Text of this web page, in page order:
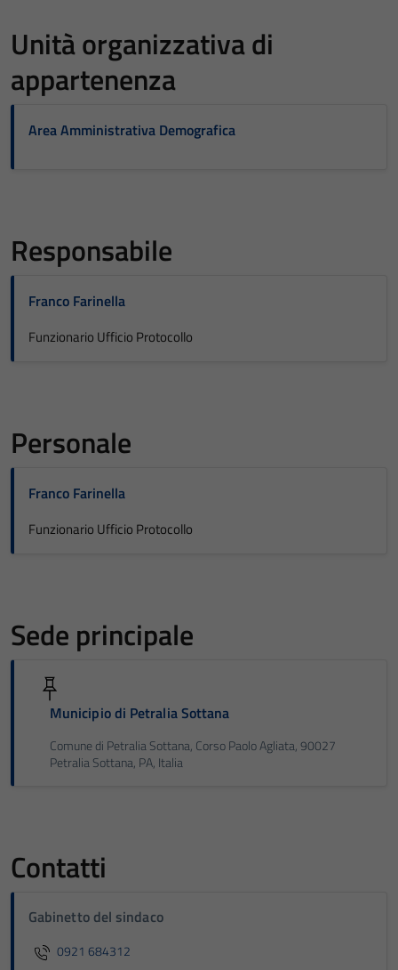
Unità organizzativa di
appartenenza
Area Amministrativa Demografica
Responsabile
Franco Farinella
Funzionario Ufficio Protocollo
Personale
Franco Farinella
Funzionario Ufficio Protocollo
Sede principale
Municipio di Petralia Sottana
Comune di Petralia Sottana, Corso Paolo Agliata, 90027
Petralia Sottana, PA, Italia
Contatti
Gabinetto del sindaco
0921 684312